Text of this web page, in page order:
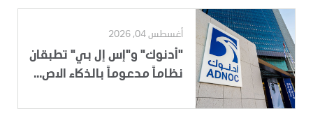
أغسطس 04, 2026
"أدنوك" و"إس إل بي" تطبقان
نظاماً مدعوماً بالذكاء الاص...